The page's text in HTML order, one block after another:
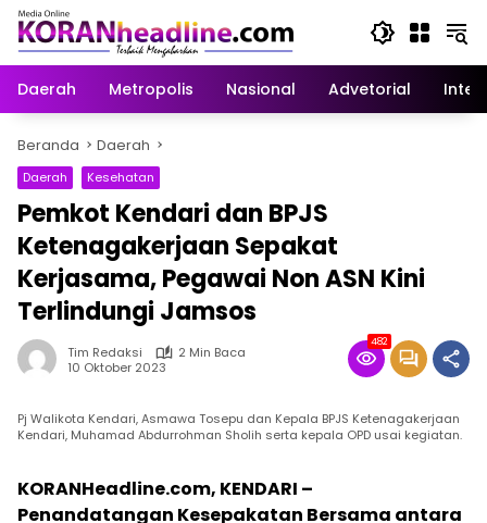
Langsung
konten
Daerah
Metropolis Nasional Advetorial
Beranda Daerah
Daerah Kesehatan
Pemkot Kendari dan BPJS
Ketenagakerjaan Sepakat
Kerjasama, Pegawai Non ASN Kini
Terlindungi Jamsos
Tim Redaksi
2 Min Baca
10 Oktober 2023
482
Pj Walikota Kendari, Asmawa Tosepu dan Kepala BPJS Ketenagakerjaan
Kendari, Muhamad Abdurrohman Sholih serta kepala OPD usai kegiatan.
KORANHeadline.com, KENDARI –
Penandatangan Kesepakatan Bersama antara